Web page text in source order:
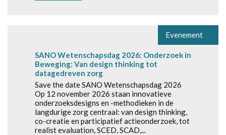
Evenement
SANO Wetenschapsdag 2026: Onderzoek in
Beweging: Van design thinking tot
datagedreven zorg
Save the date SANO Wetenschapsdag 2026
Op 12 november 2026 staan innovatieve
onderzoeksdesigns en -methodieken in de
langdurige zorg centraal: van design thinking,
co-creatie en participatief actieonderzoek, tot
realist evaluation, SCED, SCAD,...